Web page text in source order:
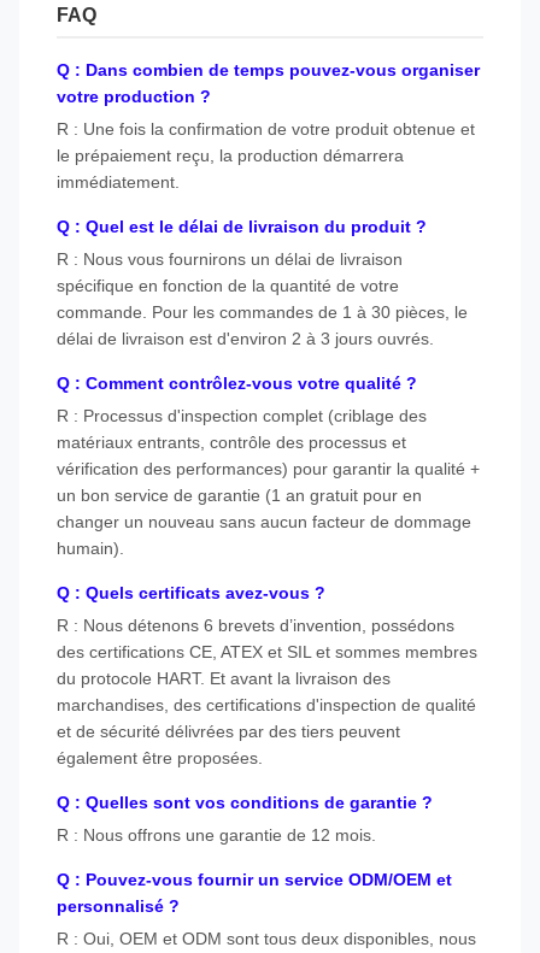
FAQ
Q : Dans combien de temps pouvez-vous organiser
votre production ?
R : Une fois la confirmation de votre produit obtenue et
le prépaiement reçu, la production démarrera
immédiatement.
Q : Quel est le délai de livraison du produit ?
R : Nous vous fournirons un délai de livraison
spécifique en fonction de la quantité de votre
commande. Pour les commandes de 1 à 30 pièces, le
délai de livraison est d'environ 2 à 3 jours ouvrés.
Q : Comment contrôlez-vous votre qualité ?
R : Processus d'inspection complet (criblage des
matériaux entrants, contrôle des processus et
vérification des performances) pour garantir la qualité +
un bon service de garantie (1 an gratuit pour en
changer un nouveau sans aucun facteur de dommage
humain).
Q : Quels certificats avez-vous ?
R : Nous détenons 6 brevets d’invention, possédons
des certifications CE, ATEX et SIL et sommes membres
du protocole HART. Et avant la livraison des
marchandises, des certifications d'inspection de qualité
et de sécurité délivrées par des tiers peuvent
également être proposées.
Q : Quelles sont vos conditions de garantie ?
R : Nous offrons une garantie de 12 mois.
Q : Pouvez-vous fournir un service ODM/OEM et
personnalisé ?
R : Oui, OEM et ODM sont tous deux disponibles, nous